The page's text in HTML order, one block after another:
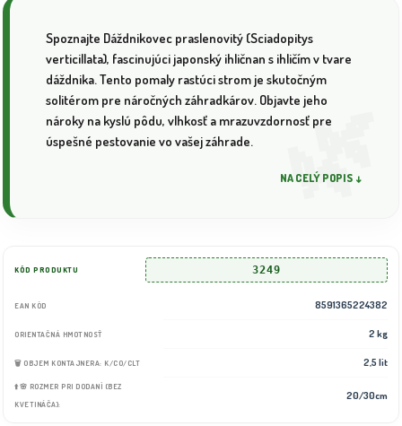
Spoznajte Dáždnikovec praslenovitý (Sciadopitys
verticillata), fascinujúci japonský ihličnan s ihličím v tvare
dáždnika. Tento pomaly rastúci strom je skutočným
solitérom pre náročných záhradkárov. Objavte jeho
nároky na kyslú pôdu, vlhkosť a mrazuvzdornosť pre
úspešné pestovanie vo vašej záhrade.
NA CELÝ POPIS ↓
KÓD PRODUKTU 3249
EAN KÓD 8591365224382
ORIENTAČNÁ HMOTNOSŤ 2 kg
🗑️ OBJEM KONTAJNERA: K/CO/CLT 2,5 lit
⬆️🌸 ROZMER PRI DODANÍ (BEZ
KVETINÁČA):
20/30cm